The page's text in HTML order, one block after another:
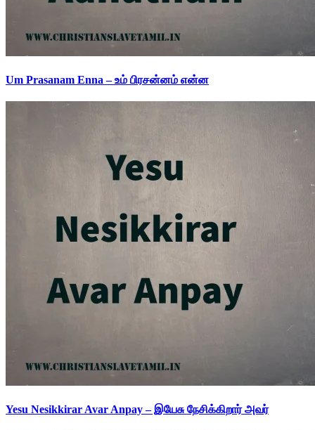
Um Prasanam Enna – உம் பிரசன்னம் என்ன
Yesu Nesikkirar Avar Anpay – இயேசு நேசிக்கிறார் அவர்